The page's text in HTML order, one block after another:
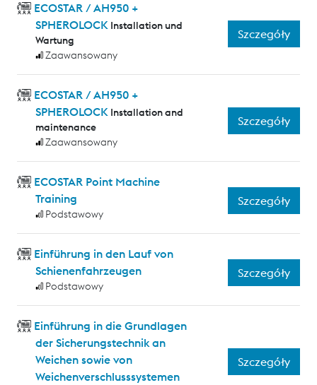
ECOSTAR / AH950 +
SPHEROLOCK Installation und
Wartung
Zaawansowany
Szczegóły
ECOSTAR / AH950 +
SPHEROLOCK Installation and
maintenance
Zaawansowany
Szczegóły
ECOSTAR Point Machine
Training
Podstawowy
Szczegóły
Einführung in den Lauf von
Schienenfahrzeugen
Podstawowy
Szczegóły
Einführung in die Grundlagen
der Sicherungstechnik an
Weichen sowie von
Weichenverschlusssystemen
Szczegóły